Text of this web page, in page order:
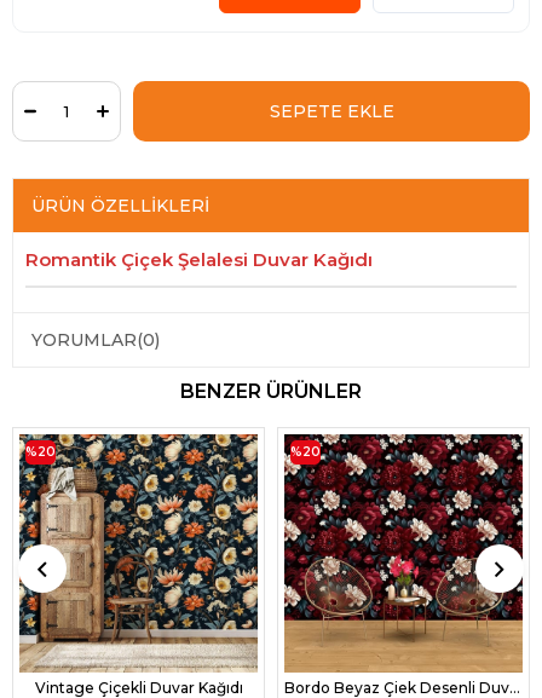
ÜRÜN ÖZELLIKLERI
Romantik Çiçek Şelalesi Duvar Kağıdı
YORUMLAR(0)
BENZER ÜRÜNLER
Vintage Çiçekli Duvar Kağıdı
%20
Bordo Beyaz Çiek Desenli Duvar Kağıdı
%20